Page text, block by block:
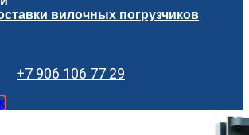
вилочных погрузчиков
+7 906 106 77 29